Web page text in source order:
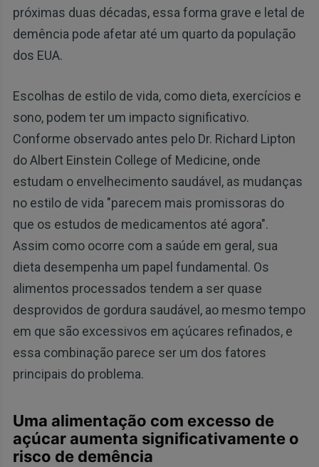
próximas duas décadas, essa forma grave e letal de
demência pode afetar até um quarto da população
dos EUA.
Escolhas de estilo de vida, como dieta, exercícios e
sono, podem ter um impacto significativo.
Conforme observado antes pelo Dr. Richard Lipton
do Albert Einstein College of Medicine, onde
estudam o envelhecimento saudável, as mudanças
no estilo de vida "parecem mais promissoras do
que os estudos de medicamentos até agora".
Assim como ocorre com a saúde em geral, sua
dieta desempenha um papel fundamental. Os
alimentos processados ​​tendem a ser quase
desprovidos de gordura saudável, ao mesmo tempo
em que são excessivos em açúcares refinados, e
essa combinação parece ser um dos fatores
principais do problema.
Uma alimentação com excesso de
açúcar aumenta significativamente o
risco de demência